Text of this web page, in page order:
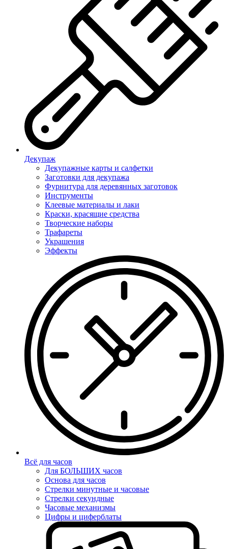
Декупаж
Декупажные карты и салфетки
Заготовки для декупажа
Фурнитура для деревянных заготовок
Инструменты
Клеевые материалы и лаки
Краски, красящие средства
Творческие наборы
Трафареты
Украшения
Эффекты
Всё для часов
Для БОЛЬШИХ часов
Основа для часов
Стрелки минутные и часовые
Стрелки секундные
Часовые механизмы
Цифры и циферблаты